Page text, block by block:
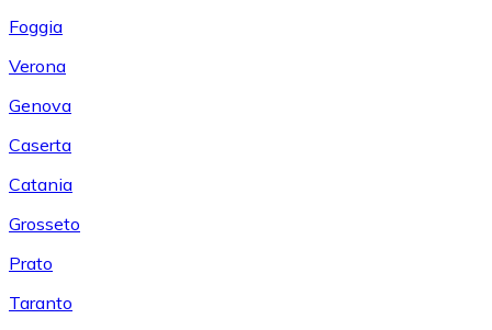
Foggia
Verona
Genova
Caserta
Catania
Grosseto
Prato
Taranto